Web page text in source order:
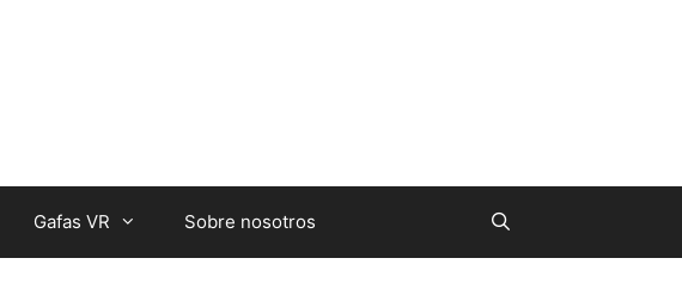
Gafas VR Sobre nosotros